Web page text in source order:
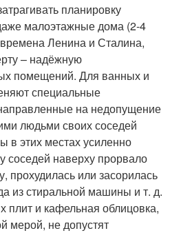
планировку
малоэтажные дома (2-4
Ленина и Сталина,
– надёжную
помещений. Для ванных и
специальные
на недопущение
людьми своих соседей
в этих местах усиленно
соседей наверху прорвало
прохудилась или засорилась
из стиральной машины и т. д.
плит и кафельная облицовка,
мерой, не допустят